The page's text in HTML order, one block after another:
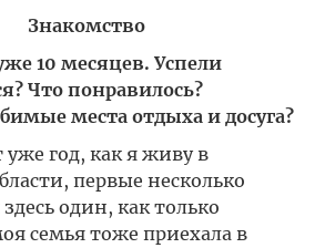
Знакомство
10 месяцев. Успели
Что понравилось?
места отдыха и досуга?
уже год, как я живу в
первые несколько
один, как только
семья тоже приехала в